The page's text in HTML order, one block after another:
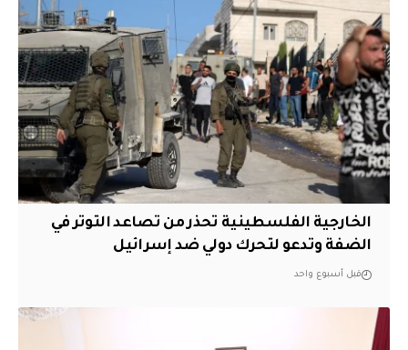
الخارجية الفلسطينية تحذر من تصاعد التوتر في
الضفة وتدعو لتحرك دولي ضد إسرائيل
قبل أسبوع واحد